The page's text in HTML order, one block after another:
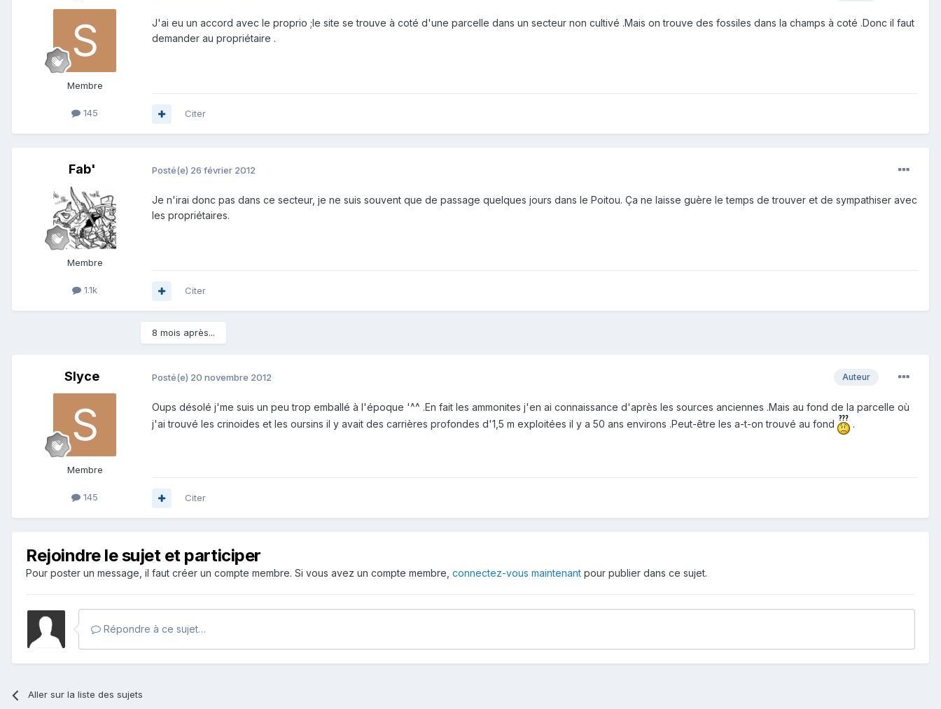
Membre
145
J'ai eu un accord avec le proprio ;le site se trouve à coté d'une parcelle dans un secteur non cultivé .Mais on trouve des fossiles dans la champs à coté .Donc il faut
demander au propriétaire .
Citer
Fab'
Membre
1.1k
Posté(e) 26 février 2012
Je n'irai donc pas dans ce secteur, je ne suis souvent que de passage quelques jours dans le Poitou. Ça ne laisse guère le temps de trouver et de sympathiser avec
les propriétaires.
Citer
8 mois après...
Slyce
Membre
145
Auteur
Posté(e) 20 novembre 2012
Oups désolé j'me suis un peu trop emballé à l'époque '^^ .En fait les ammonites j'en ai connaissance d'après les sources anciennes .Mais au fond de la parcelle où
j'ai trouvé les crinoides et les oursins il y avait des carrières profondes d'1,5 m exploitées il y a 50 ans environs .Peut-être les a-t-on trouvé au fond
.
Citer
Rejoindre le sujet et participer
Pour poster un message, il faut créer un compte membre. Si vous avez un compte membre, connectez-vous maintenant pour publier dans ce sujet.
Répondre à ce sujet…
Aller sur la liste des sujets